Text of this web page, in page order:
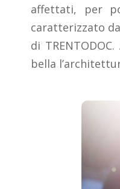
affettati, per
caratterizzato
di
bella